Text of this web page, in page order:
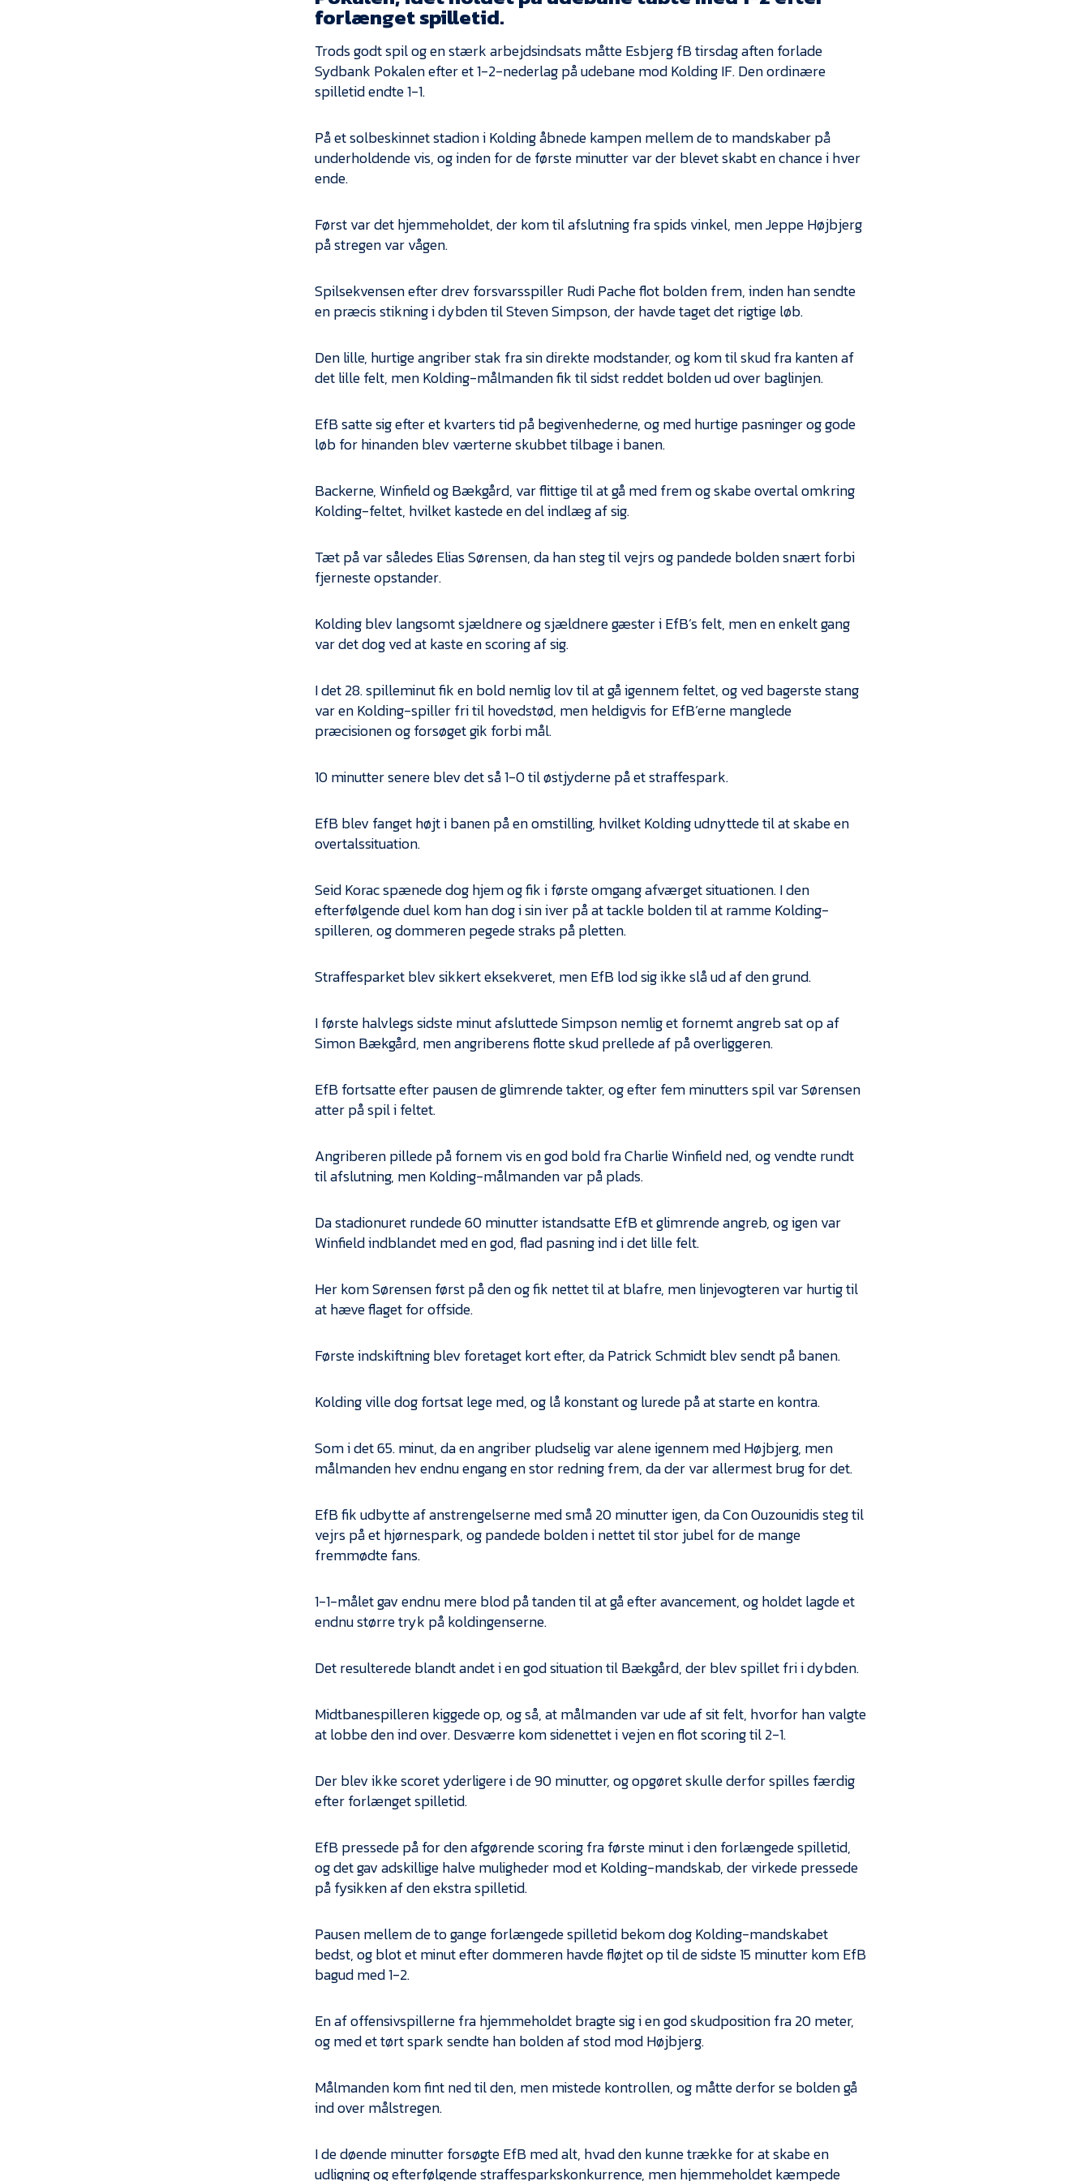
forlænget spilletid.
Trods godt spil og en stærk arbejdsindsats måtte Esbjerg fB tirsdag aften forlade
Sydbank Pokalen efter et 1-2-nederlag på udebane mod Kolding IF. Den ordinære
spilletid endte 1-1.
På et solbeskinnet stadion i Kolding åbnede kampen mellem de to mandskaber på
underholdende vis, og inden for de første minutter var der blevet skabt en chance i hver
ende.
Først var det hjemmeholdet, der kom til afslutning fra spids vinkel, men Jeppe Højbjerg
på stregen var vågen.
Spilsekvensen efter drev forsvarsspiller Rudi Pache flot bolden frem, inden han sendte
en præcis stikning i dybden til Steven Simpson, der havde taget det rigtige løb.
Den lille, hurtige angriber stak fra sin direkte modstander, og kom til skud fra kanten af
det lille felt, men Kolding-målmanden fik til sidst reddet bolden ud over baglinjen.
EfB satte sig efter et kvarters tid på begivenhederne, og med hurtige pasninger og gode
løb for hinanden blev værterne skubbet tilbage i banen.
Backerne, Winfield og Bækgård, var flittige til at gå med frem og skabe overtal omkring
Kolding-feltet, hvilket kastede en del indlæg af sig.
Tæt på var således Elias Sørensen, da han steg til vejrs og pandede bolden snært forbi
fjerneste opstander.
Kolding blev langsomt sjældnere og sjældnere gæster i EfB’s felt, men en enkelt gang
var det dog ved at kaste en scoring af sig.
I det 28. spilleminut fik en bold nemlig lov til at gå igennem feltet, og ved bagerste stang
var en Kolding-spiller fri til hovedstød, men heldigvis for EfB’erne manglede
præcisionen og forsøget gik forbi mål.
10 minutter senere blev det så 1-0 til østjyderne på et straffespark.
EfB blev fanget højt i banen på en omstilling, hvilket Kolding udnyttede til at skabe en
overtalssituation.
Seid Korac spænede dog hjem og fik i første omgang afværget situationen. I den
efterfølgende duel kom han dog i sin iver på at tackle bolden til at ramme Kolding-
spilleren, og dommeren pegede straks på pletten.
Straffesparket blev sikkert eksekveret, men EfB lod sig ikke slå ud af den grund.
I første halvlegs sidste minut afsluttede Simpson nemlig et fornemt angreb sat op af
Simon Bækgård, men angriberens flotte skud prellede af på overliggeren.
EfB fortsatte efter pausen de glimrende takter, og efter fem minutters spil var Sørensen
atter på spil i feltet.
Angriberen pillede på fornem vis en god bold fra Charlie Winfield ned, og vendte rundt
til afslutning, men Kolding-målmanden var på plads.
Da stadionuret rundede 60 minutter istandsatte EfB et glimrende angreb, og igen var
Winfield indblandet med en god, flad pasning ind i det lille felt.
Her kom Sørensen først på den og fik nettet til at blafre, men linjevogteren var hurtig til
at hæve flaget for offside.
Første indskiftning blev foretaget kort efter, da Patrick Schmidt blev sendt på banen.
Kolding ville dog fortsat lege med, og lå konstant og lurede på at starte en kontra.
Som i det 65. minut, da en angriber pludselig var alene igennem med Højbjerg, men
målmanden hev endnu engang en stor redning frem, da der var allermest brug for det.
EfB fik udbytte af anstrengelserne med små 20 minutter igen, da Con Ouzounidis steg til
vejrs på et hjørnespark, og pandede bolden i nettet til stor jubel for de mange
fremmødte fans.
1-1-målet gav endnu mere blod på tanden til at gå efter avancement, og holdet lagde et
endnu større tryk på koldingenserne.
Det resulterede blandt andet i en god situation til Bækgård, der blev spillet fri i dybden.
Midtbanespilleren kiggede op, og så, at målmanden var ude af sit felt, hvorfor han valgte
at lobbe den ind over. Desværre kom sidenettet i vejen en flot scoring til 2-1.
Der blev ikke scoret yderligere i de 90 minutter, og opgøret skulle derfor spilles færdig
efter forlænget spilletid.
EfB pressede på for den afgørende scoring fra første minut i den forlængede spilletid,
og det gav adskillige halve muligheder mod et Kolding-mandskab, der virkede pressede
på fysikken af den ekstra spilletid.
Pausen mellem de to gange forlængede spilletid bekom dog Kolding-mandskabet
bedst, og blot et minut efter dommeren havde fløjtet op til de sidste 15 minutter kom EfB
bagud med 1-2.
En af offensivspillerne fra hjemmeholdet bragte sig i en god skudposition fra 20 meter,
og med et tørt spark sendte han bolden af stod mod Højbjerg.
Målmanden kom fint ned til den, men mistede kontrollen, og måtte derfor se bolden gå
ind over målstregen.
I de døende minutter forsøgte EfB med alt, hvad den kunne trække for at skabe en
udligning og efterfølgende straffesparkskonkurrence, men hjemmeholdet kæmpede